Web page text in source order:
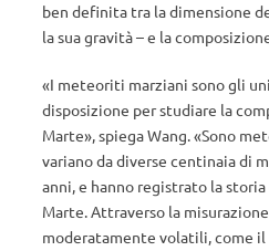
ben definita tra la dimensione
la sua gravità – e la
«I meteoriti marziani sono gli
disposizione per studiare la
Marte», spiega Wang. «Sono
variano da diverse centinaia di
anni, e hanno registrato la
Marte. Attraverso la
moderatamente volatili, come il